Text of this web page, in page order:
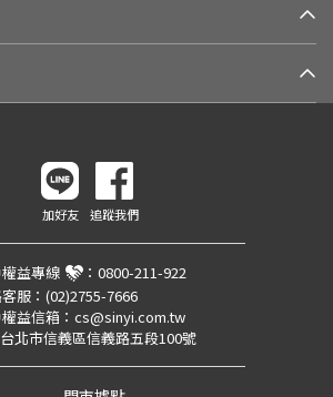
加好友 追蹤我們
益專線 ： 0800-211-922
服： (02)2755-7666
益信箱： cs@sinyi.com.tw
北市信義區信義路五段100號